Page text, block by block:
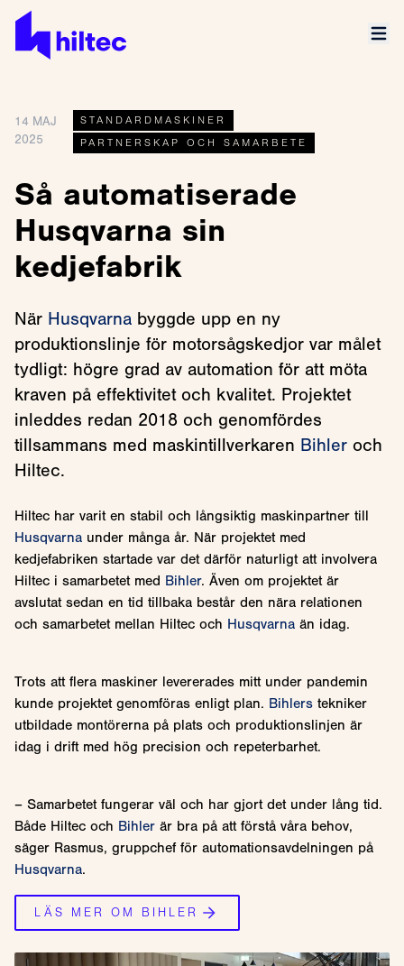
14 MAJ
2025
STANDARDMASKINER
PARTNERSKAP OCH SAMARBETE
Så automatiserade
Husqvarna sin
kedjefabrik
När Husqvarna byggde upp en ny
produktionslinje för motorsågskedjor var målet
tydligt: högre grad av automation för att möta
kraven på effektivitet och kvalitet. Projektet
inleddes redan 2018 och genomfördes
tillsammans med maskintillverkaren Bihler och
Hiltec.
Hiltec har varit en stabil och långsiktig maskinpartner till
Husqvarna under många år. När projektet med
kedjefabriken startade var det därför naturligt att involvera
Hiltec i samarbetet med Bihler. Även om projektet är
avslutat sedan en tid tillbaka består den nära relationen
och samarbetet mellan Hiltec och Husqvarna än idag.
Trots att flera maskiner levererades mitt under pandemin
kunde projektet genomföras enligt plan. Bihlers tekniker
utbildade montörerna på plats och produktionslinjen är
idag i drift med hög precision och repeterbarhet.
– Samarbetet fungerar väl och har gjort det under lång tid.
Både Hiltec och Bihler är bra på att förstå våra behov,
säger Rasmus, gruppchef för automationsavdelningen på
Husqvarna.
LÄS MER OM BIHLER